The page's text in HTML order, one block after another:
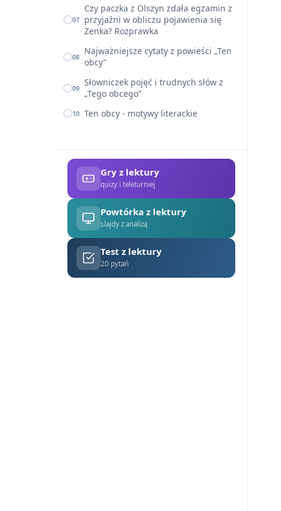
07
Czy paczka z Olszyn zdała egzamin z
przyjaźni w obliczu pojawienia się
Zenka? Rozprawka
08 Najważniejsze cytaty z powieści „Ten
obcy”
09 Słowniczek pojęć i trudnych słów z
„Tego obcego”
10 Ten obcy - motywy literackie
Gry z lektury
quizy i teleturniej
Powtórka z lektury
slajdy z analizą
Test z lektury
20 pytań